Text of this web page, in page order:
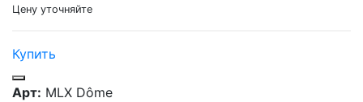
Цену уточняйте
Купить
Арт: MLX Dôme